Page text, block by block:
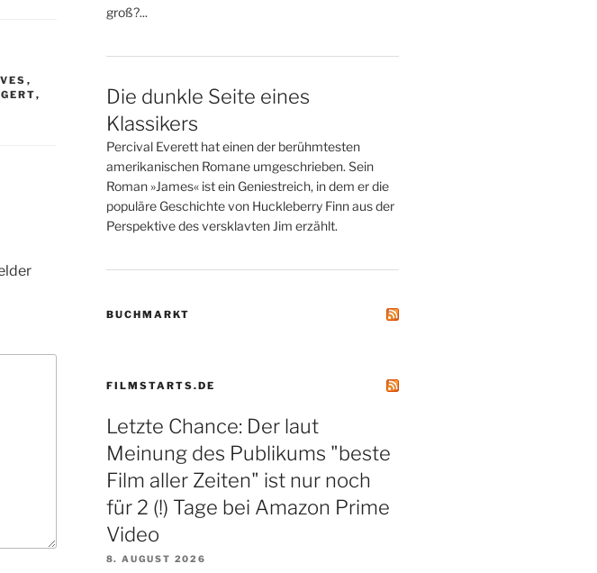
,
,
groß?...
Die dunkle Seite eines
Klassikers
Percival Everett hat einen der berühmtesten
amerikanischen Romane umgeschrieben. Sein
Roman »James« ist ein Geniestreich, in dem er die
populäre Geschichte von Huckleberry Finn aus der
Perspektive des versklavten Jim erzählt.
BUCHMARKT
FILMSTARTS.DE
Letzte Chance: Der laut
Meinung des Publikums "beste
Film aller Zeiten" ist nur noch
für 2 (!) Tage bei Amazon Prime
Video
8. AUGUST 2026